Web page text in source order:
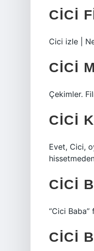
CICI
Cici izle |
CICI
Çekimler.
CICI
Evet, Cici,
CICI
“Cici
CICI